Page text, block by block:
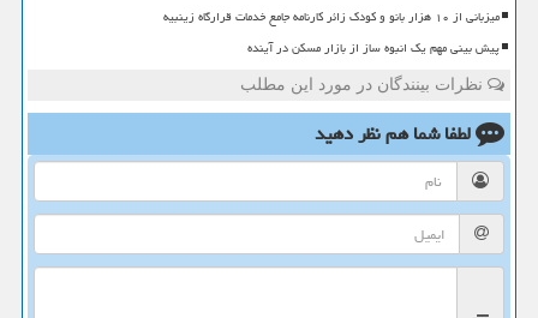
میزبانی از ۱۰ هزار بانو و کودک زائر کارنامه جامع خدمات قرارگاه زینبیه
پیش بینی مهم یک انبوه ساز از بازار مسکن در آینده
نظرات بینندگان در مورد این مطلب
لطفا شما همنظر دهید